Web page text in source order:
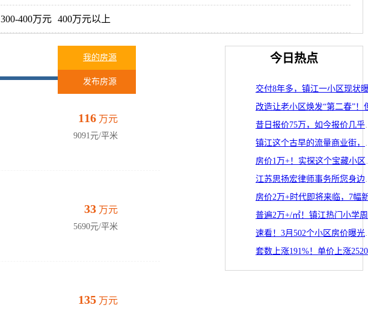
300-400万元 400万元以上
我的房源
发布房源
116 万元
9091元/平米
33 万元
5690元/平米
135 万元
今日热点
昔日报价75
镇江这个
房价1万+
江苏思
速看！3